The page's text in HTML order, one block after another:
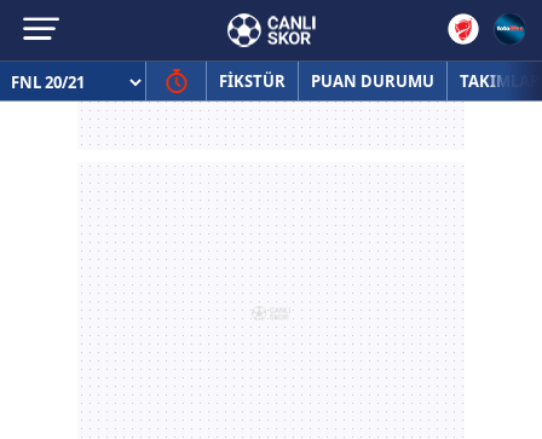
FİKSTÜR PUAN DURUMU TAKIMLAR